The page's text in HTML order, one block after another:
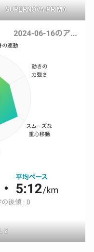
SUPERNOVA PRIMA
2